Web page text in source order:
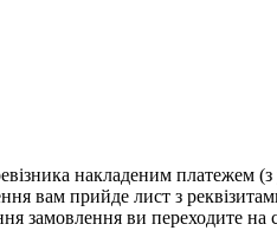
накладеним платежем
вам прийде лист з
замовлення ви переходите на